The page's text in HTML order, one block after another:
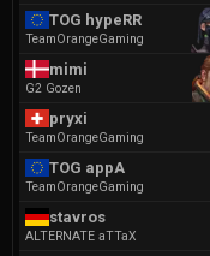
TOG hypeRR
TeamOrangeGaming
mimi
G2 Gozen
pryxi
TeamOrangeGaming
TOG appA
TeamOrangeGaming
stavros
ALTERNATE aTTaX